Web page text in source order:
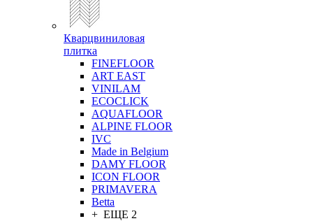
Кварцвиниловая
плитка
FINEFLOOR
ART EAST
VINILAM
ECOCLICK
AQUAFLOOR
ALPINE FLOOR
IVC
Made in Belgium
DAMY FLOOR
ICON FLOOR
PRIMAVERA
Betta
+ ЕЩЕ 2